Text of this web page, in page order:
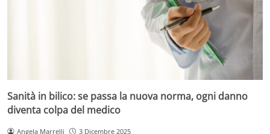
Sanità in bilico: se passa la nuova norma, ogni danno
diventa colpa del medico
Angela Marrelli 3 Dicembre 2025